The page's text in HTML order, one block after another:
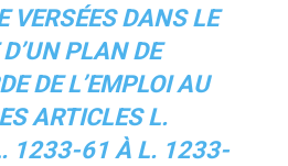
VERSÉES DANS LE
PLAN DE
DE L’EMPLOI AU
ARTICLES L.
1233-61 À L. 1233-